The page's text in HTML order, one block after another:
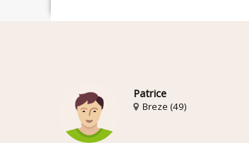
Patrice
Breze (49)